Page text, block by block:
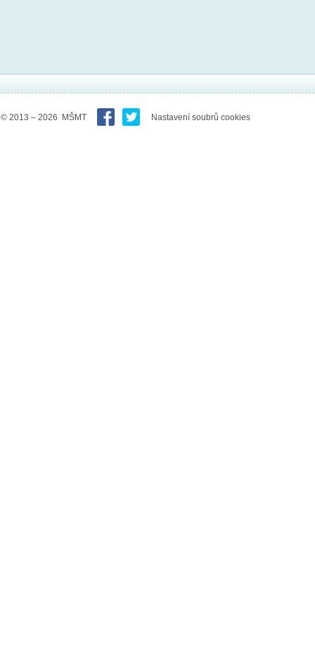
© 2013 – 2026 MŠMT Nastavení soubrů cookies